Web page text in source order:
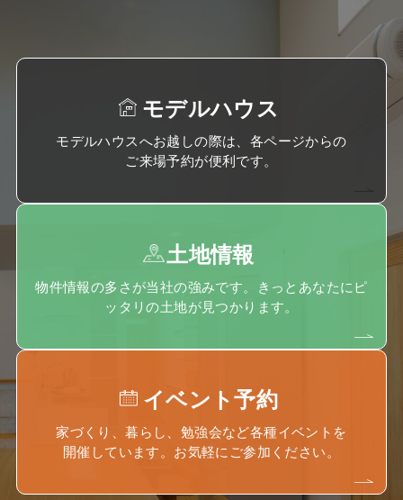
モデルハウス
モデルハウスへお越しの際は、各ページからの
ご来場予約が便利です。
土地情報
物件情報の多さが当社の強みです。きっとあなたにピ
ッタリの土地が見つかります。
イベント予約
家づくり、暮らし、勉強会など各種イベントを
開催しています。お気軽にご参加ください。